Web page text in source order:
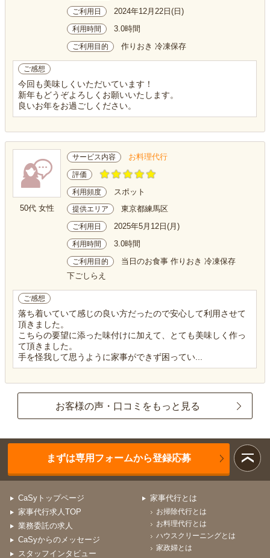
ご利用日 2024年12月22日(日)
利用時間 3.0時間
ご利用目的 作りおき 冷凍保存
ご感想
今回も美味しくいただいています！
新年もどうぞよろしくお願いいたします。
良いお年をお過ごしください。
50代 女性
サービス内容 お料理代行
評価
利用頻度 スポット
提供エリア 東京都練馬区
ご利用日 2025年5月12日(月)
利用時間 3.0時間
ご利用目的
当日のお食事 作りおき 冷凍保存
下ごしらえ
ご感想
落ち着いていて感じの良い方だったので安心して利用させて
頂きました。
こちらの要望に添った味付けに加えて、とても美味しく作っ
て頂きました。
手を怪我して思うように家事ができず困ってい...
お客様の声・口コミをもっと見る
まずは専用フォームから登録応募
CaSyトップページ
家事代行求人TOP
業務委託の求人
CaSyからのメッセージ
スタッフインタビュー
家事代行とは
お掃除代行とは
お料理代行とは
ハウスクリーニングとは
家政婦とは